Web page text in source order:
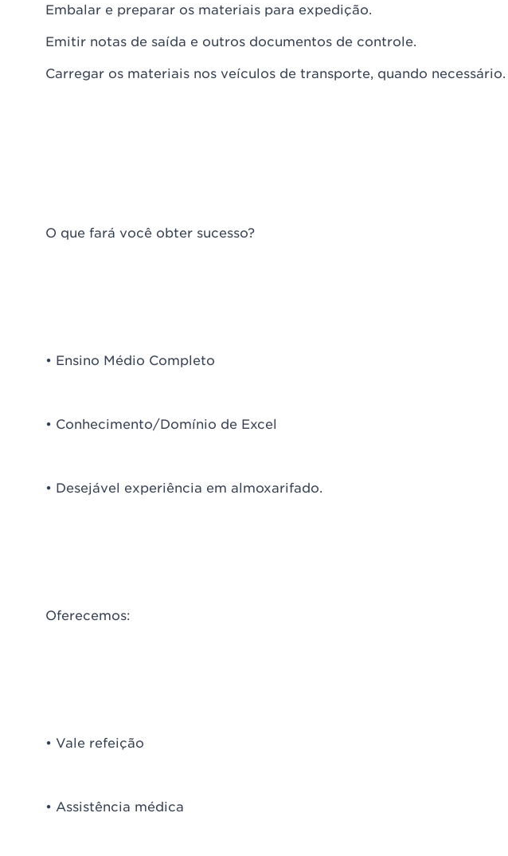
Embalar e preparar os materiais para expedição.
Emitir notas de saída e outros documentos de controle.
Carregar os materiais nos veículos de transporte, quando necessário.
O que fará você obter sucesso?
• Ensino Médio Completo
• Conhecimento/Domínio de Excel
• Desejável experiência em almoxarifado.
Oferecemos:
• Vale refeição
• Assistência médica